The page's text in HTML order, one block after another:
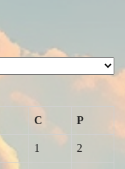
C P
1 2